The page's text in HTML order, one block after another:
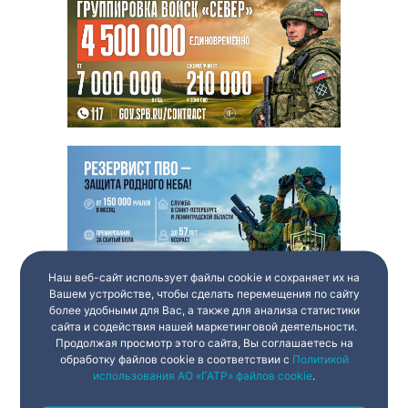
Наш веб-сайт использует файлы cookie и сохраняет их на
Вашем устройстве, чтобы сделать перемещения по сайту
более удобными для Вас, а также для анализа статистики
сайта и содействия нашей маркетинговой деятельности.
Продолжая просмотр этого сайта, Вы соглашаетесь на
обработку файлов cookie в соответствии с Политикой
использования АО «ГАТР» файлов cookie.